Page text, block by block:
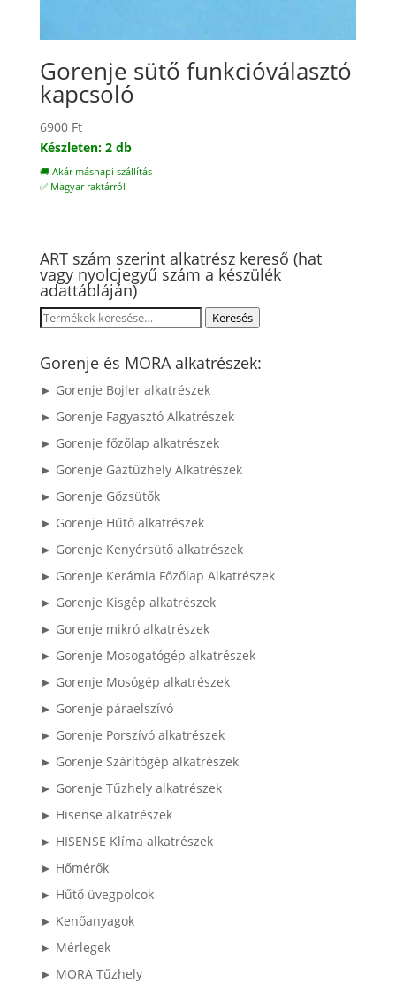
Gorenje sütő funkcióválasztó
kapcsoló
6900 Ft
Készleten: 2 db
🚚 Akár másnapi szállítás
✅ Magyar raktárról
ART szám szerint alkatrész kereső (hat
vagy nyolcjegyű szám a készülék
adattábláján)
Keresés
következőre:
Keresés
Gorenje és MORA alkatrészek:
► Gorenje Bojler alkatrészek
► Gorenje Fagyasztó Alkatrészek
► Gorenje főzőlap alkatrészek
► Gorenje Gáztűzhely Alkatrészek
► Gorenje Gőzsütők
► Gorenje Hűtő alkatrészek
► Gorenje Kenyérsütő alkatrészek
► Gorenje Kerámia Főzőlap Alkatrészek
► Gorenje Kisgép alkatrészek
► Gorenje mikró alkatrészek
► Gorenje Mosogatógép alkatrészek
► Gorenje Mosógép alkatrészek
► Gorenje páraelszívó
► Gorenje Porszívó alkatrészek
► Gorenje Szárítógép alkatrészek
► Gorenje Tűzhely alkatrészek
► Hisense alkatrészek
► HISENSE Klíma alkatrészek
► Hőmérők
► Hűtő üvegpolcok
► Kenőanyagok
► Mérlegek
► MORA Tűzhely